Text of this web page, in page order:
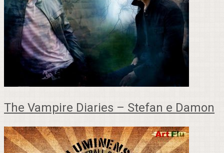
The Vampire Diaries – Stefan e Damon